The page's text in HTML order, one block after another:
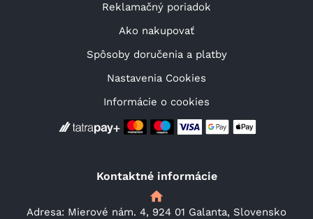
Reklamačný poriadok
Ako nakupovať
Spôsoby doručenia a platby
Nastavenia Cookies
Informácie o cookies
Kontaktné informácie
Adresa: Mierové nám. 4, 924 01 Galanta, Slovensko